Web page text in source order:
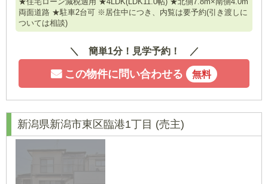
両面道路 ★駐車2台可 ※居住中につき、内覧は要予約(引き渡しに
ついては相談)
簡単1分！見学予約！
この物件に問い合わせる 無料
新潟県新潟市東区臨港1丁目 (売主)